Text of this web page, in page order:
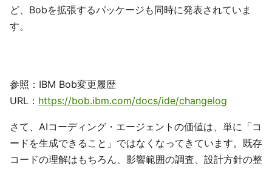
ど、Bobを拡張するパッケージも同時に発表されていま
す。
参照：IBM Bob変更履歴
URL： https://bob.ibm.com/docs/ide/changelog
さて、AIコーディング・エージェントの価値は、単に「コ
ードを生成できること」ではなくなってきています。既存
コードの理解はもちろん、影響範囲の調査、設計方針の整